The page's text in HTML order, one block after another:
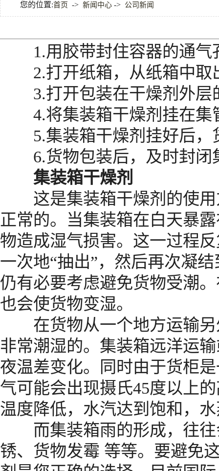
您的位置:首页 -> 新闻中心 -> 公司新闻
1.用胶带封住容器的通气
2.打开纸箱，从纸箱中取
3.打开包装在干燥剂外层
4.将集装箱干燥剂挂在集
5.集装箱干燥剂挂好后，
6.货物包装后，及时封闭
集装箱干燥剂
这是集装箱干燥剂的使用
正常的。当集装箱在白天暴
物造成湿气损害。这一过程
一次地“抽出”，然后再次凝
仍有必要考虑避免货物受潮
也会使货物变湿。
在货物从一个地方运输另
非常潮湿的。集装箱远洋运
夜温差变化。同时由于货柜
气可能会出现摄氏45度以上
温度降低，水汽达到饱和，
而集装箱雨的形成，往往
锈、货物发霉 等等。要避免